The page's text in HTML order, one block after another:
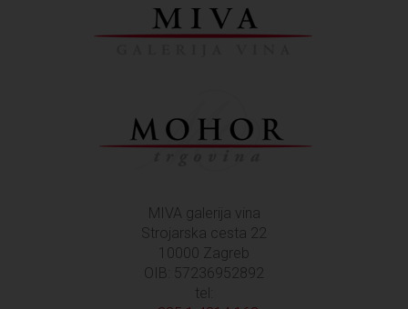
MIVA galerija vina
Strojarska cesta 22
10000 Zagreb
OIB: 57236952892
tel: